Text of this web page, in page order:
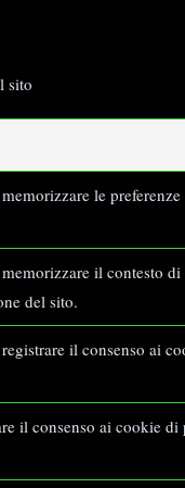
sito
le
il contesto
del sito.
il consenso ai
il consenso ai cookie